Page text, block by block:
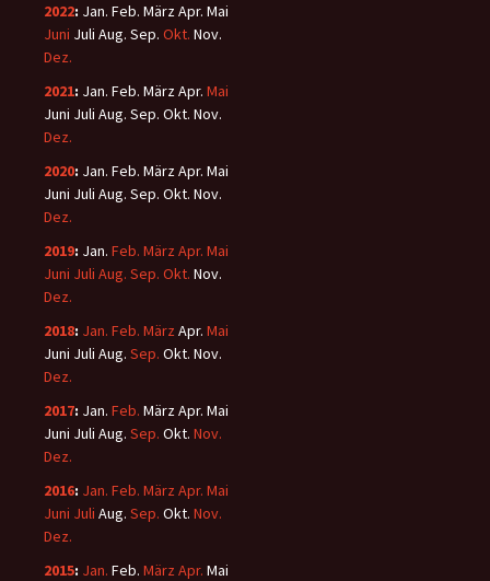
2022: Jan. Feb. MärzApr. Mai
Juni Juli Aug. Sep. Okt. Nov.
Dez.
2021: Jan. Feb. MärzApr. Mai
Juni Juli Aug. Sep. Okt. Nov.
Dez.
2020: Jan. Feb. MärzApr. Mai
Juni Juli Aug. Sep. Okt. Nov.
Dez.
2019: Jan. Feb. März Apr. Mai
Juni Juli Aug. Sep. Okt. Nov.
Dez.
2018: Jan. Feb. März Apr. Mai
Juni Juli Aug. Sep. Okt. Nov.
Dez.
2017: Jan. Feb. MärzApr. Mai
Juni Juli Aug. Sep. Okt. Nov.
Dez.
2016: Jan. Feb. März Apr. Mai
Juni Juli Aug. Sep. Okt. Nov.
Dez.
2015: Jan. Feb. März Apr. Mai